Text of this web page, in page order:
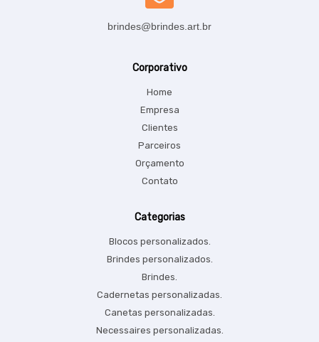
brindes@brindes.art.br
Corporativo
Home
Empresa
Clientes
Parceiros
Orçamento
Contato
Categorias
Blocos personalizados.
Brindes personalizados.
Brindes.
Cadernetas personalizadas.
Canetas personalizadas.
Necessaires personalizadas.